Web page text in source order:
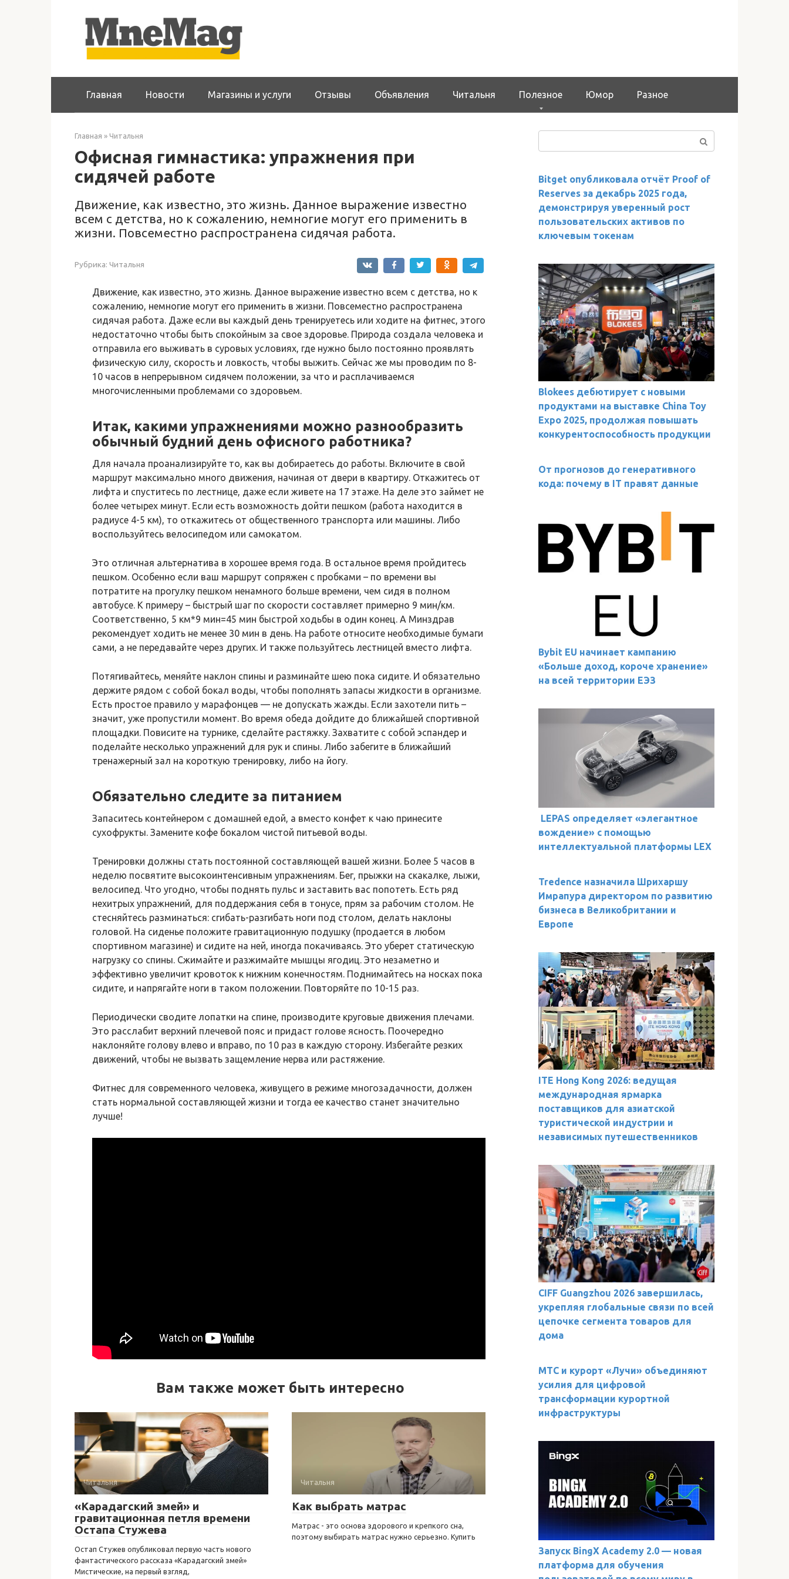
Главная Новости Магазины и услуги Отзывы Объявления Читальня Полезное Юмор Разное
Главная » Читальня
Офисная гимнастика: упражнения при
сидячей работе
Движение, как известно, это жизнь. Данное выражение известно
всем с детства, но к сожалению, немногие могут его применить в
жизни. Повсеместно распространена сидячая работа.
Рубрика: Читальня
Движение, как известно, это жизнь. Данное выражение известно всем с детства, но к
сожалению, немногие могут его применить в жизни. Повсеместно распространена
сидячая работа. Даже если вы каждый день тренируетесь или ходите на фитнес, этого
недостаточно чтобы быть спокойным за свое здоровье. Природа создала человека и
отправила его выживать в суровых условиях, где нужно было постоянно проявлять
физическую силу, скорость и ловкость, чтобы выжить. Сейчас же мы проводим по 8-
10 часов в непрерывном сидячем положении, за что и расплачиваемся
многочисленными проблемами со здоровьем.
Итак, какими упражнениями можно разнообразить
обычный будний день офисного работника?
Для начала проанализируйте то, как вы добираетесь до работы. Включите в свой
маршрут максимально много движения, начиная от двери в квартиру. Откажитесь от
лифта и спуститесь по лестнице, даже если живете на 17 этаже. На деле это займет не
более четырех минут. Если есть возможность дойти пешком (работа находится в
радиусе 4-5 км), то откажитесь от общественного транспорта или машины. Либо
воспользуйтесь велосипедом или самокатом.
Это отличная альтернатива в хорошее время года. В остальное время пройдитесь
пешком. Особенно если ваш маршрут сопряжен с пробками – по времени вы
потратите на прогулку пешком ненамного больше времени, чем сидя в полном
автобусе. К примеру – быстрый шаг по скорости составляет примерно 9 мин/км.
Соответственно, 5 км*9 мин=45 мин быстрой ходьбы в один конец. А Минздрав
рекомендует ходить не менее 30 мин в день. На работе относите необходимые бумаги
сами, а не передавайте через других. И также пользуйтесь лестницей вместо лифта.
Потягивайтесь, меняйте наклон спины и разминайте шею пока сидите. И обязательно
держите рядом с собой бокал воды, чтобы пополнять запасы жидкости в организме.
Есть простое правило у марафонцев — не допускать жажды. Если захотели пить –
значит, уже пропустили момент. Во время обеда дойдите до ближайшей спортивной
площадки. Повисите на турнике, сделайте растяжку. Захватите с собой эспандер и
поделайте несколько упражнений для рук и спины. Либо забегите в ближайший
тренажерный зал на короткую тренировку, либо на йогу.
Обязательно следите за питанием
Запаситесь контейнером с домашней едой, а вместо конфет к чаю принесите
сухофрукты. Замените кофе бокалом чистой питьевой воды.
Тренировки должны стать постоянной составляющей вашей жизни. Более 5 часов в
неделю посвятите высокоинтенсивным упражнениям. Бег, прыжки на скакалке, лыжи,
велосипед. Что угодно, чтобы поднять пульс и заставить вас попотеть. Есть ряд
нехитрых упражнений, для поддержания себя в тонусе, прям за рабочим столом. Не
стесняйтесь разминаться: сгибать-разгибать ноги под столом, делать наклоны
головой. На сиденье положите гравитационную подушку (продается в любом
спортивном магазине) и сидите на ней, иногда покачиваясь. Это уберет статическую
нагрузку со спины. Сжимайте и разжимайте мышцы ягодиц. Это незаметно и
эффективно увеличит кровоток к нижним конечностям. Поднимайтесь на носках пока
сидите, и напрягайте ноги в таком положении. Повторяйте по 10-15 раз.
Периодически сводите лопатки на спине, производите круговые движения плечами.
Это расслабит верхний плечевой пояс и придаст голове ясность. Поочередно
наклоняйте голову влево и вправо, по 10 раз в каждую сторону. Избегайте резких
движений, чтобы не вызвать защемление нерва или растяжение.
Фитнес для современного человека, живущего в режиме многозадачности, должен
стать нормальной составляющей жизни и тогда ее качество станет значительно
лучше!
Вам также может быть интересно
Читальня
«Карадагский змей» и
гравитационная петля времени
Остапа Стужева
Остап Стужев опубликовал первую часть нового
фантастического рассказа «Карадагский змей»
Мистические, на первый взгляд,
Читальня
Как выбрать матрас
Матрас - это основа здорового и крепкого сна,
поэтому выбирать матрас нужно серьезно. Купить
Bitget опубликовала отчёт Proof of
Reserves за декабрь 2025 года,
демонстрируя уверенный рост
пользовательских активов по
ключевым токенам
Blokees дебютирует с новыми
продуктами на выставке China Toy
Expo 2025, продолжая повышать
конкурентоспособность продукции
От прогнозов до генеративного
кода: почему в IT правят данные
Bybit EU начинает кампанию
«Больше доход, короче хранение»
на всей территории ЕЭЗ
LEPAS определяет «элегантное
вождение» с помощью
интеллектуальной платформы LEX
Tredence назначила Шрихаршу
Имрапура директором по развитию
бизнеса в Великобритании и
Европе
ITE Hong Kong 2026: ведущая
международная ярмарка
поставщиков для азиатской
туристической индустрии и
независимых путешественников
CIFF Guangzhou 2026 завершилась,
укрепляя глобальные связи по всей
цепочке сегмента товаров для
дома
МТС и курорт «Лучи» объединяют
усилия для цифровой
трансформации курортной
инфраструктуры
Запуск BingX Academy 2.0 — новая
платформа для обучения